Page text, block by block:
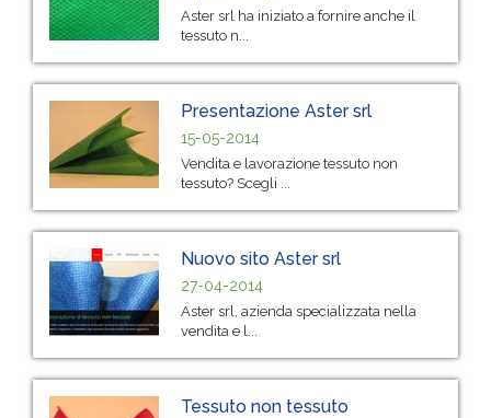
Aster srl ha iniziato a fornire anche il
tessuto n...
Presentazione Aster srl
15-05-2014
Vendita e lavorazione tessuto non
tessuto? Scegli ...
Nuovo sito Aster srl
27-04-2014
Aster srl, azienda specializzata nella
vendita e l...
Tessuto non tessuto